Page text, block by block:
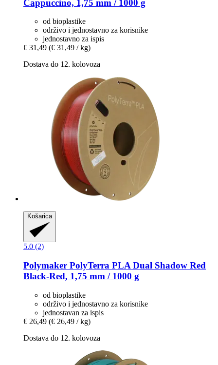
Cappuccino, 1,75 mm / 1000 g
od bioplastike
održivo i jednostavno za korisnike
jednostavno za ispis
€ 31,49 (€ 31,49 / kg)
Dostava do 12. kolovoza
Košarica
5.0 (2)
Polymaker PolyTerra PLA Dual Shadow Red
Black-​Red, 1,75 mm / 1000 g
od bioplastike
održivo i jednostavno za korisnike
jednostavan za ispis
€ 26,49 (€ 26,49 / kg)
Dostava do 12. kolovoza